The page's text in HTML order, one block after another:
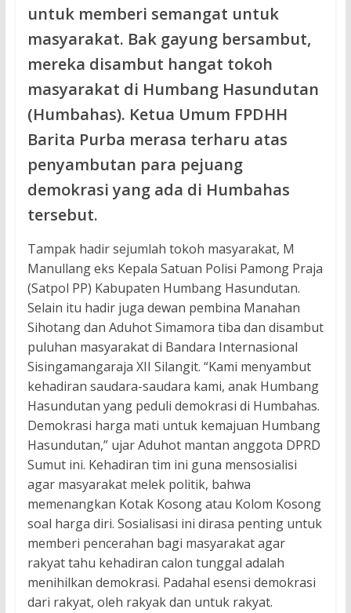
untuk memberi semangat untuk
masyarakat. Bak gayung bersambut,
mereka disambut hangat tokoh
masyarakat di Humbang Hasundutan
(Humbahas). Ketua Umum FPDHH
Barita Purba merasa terharu atas
penyambutan para pejuang
demokrasi yang ada di Humbahas
tersebut.
Tampak hadir sejumlah tokoh masyarakat, M
Manullang eks Kepala Satuan Polisi Pamong Praja
(Satpol PP) Kabupaten Humbang Hasundutan.
Selain itu hadir juga dewan pembina Manahan
Sihotang dan Aduhot Simamora tiba dan disambut
puluhan masyarakat di Bandara Internasional
Sisingamangaraja XII Silangit. “Kami menyambut
kehadiran saudara-saudara kami, anak Humbang
Hasundutan yang peduli demokrasi di Humbahas.
Demokrasi harga mati untuk kemajuan Humbang
Hasundutan,” ujar Aduhot mantan anggota DPRD
Sumut ini. Kehadiran tim ini guna mensosialisi
agar masyarakat melek politik, bahwa
memenangkan Kotak Kosong atau Kolom Kosong
soal harga diri. Sosialisasi ini dirasa penting untuk
memberi pencerahan bagi masyarakat agar
rakyat tahu kehadiran calon tunggal adalah
menihilkan demokrasi. Padahal esensi demokrasi
dari rakyat, oleh rakyak dan untuk rakyat.